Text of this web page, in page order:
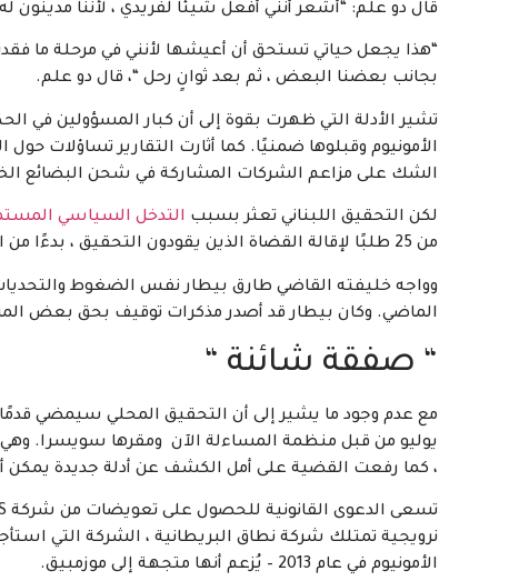
قال دو علم: “أشعر أنني أفعل شيئًا لفريدي ، لأننا مدينون
“هذا يجعل حياتي تستحق أن أعيشها لأنني في مرحلة ما
بجانب بعضنا البعض ، ثم بعد ثوانٍ رحل “، قال دو علم.
تشير الأدلة التي ظهرت بقوة إلى أن كبار المسؤولين في
الأمونيوم وقبلوها ضمنيًا. كما أثارت التقارير تساؤلات
الشك على مزاعم الشركات المشاركة في شحن البضائع
لكن التحقيق اللبناني تعثر بسبب التدخل السياسي
من 25 طلبًا لإقالة القضاة الذين يقودون التحقيق ، بدءًا من القاضي فادي صوان ، الذي تم عزله في فبراير 2021.
وواجه خليفته القاضي طارق بيطار نفس الضغوط
الماضي. وكان بيطار قد أصدر مذكرات توقيف بحق بعض
“ صفقة شائنة “
مع عدم وجود ما يشير إلى أن التحقيق المحلي سيمضي
، كما رفعت القضية على أمل الكشف عن أدلة جديدة يمكن أن
نرويجية تمتلك شركة نطاق البريطانية ، الشركة التي
الأمونيوم في عام 2013 – يُزعم أنها متجهة إلى موزمبيق.